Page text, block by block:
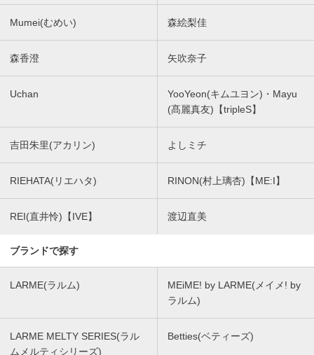
Mumei(むめい) 森絵梨佳
森香澄 矢吹奈子
Uchan
YooYeon(キムユヨン)・Mayu
(髙麗真友)【tripleS】
吉田朱里(アカリン) よしミチ
RIEHATA(リエハタ) RINON(村上璃杏)【ME:I】
REI(直井怜)【IVE】 渡辺直美
ブランドで探す
LARME(ラルム)
MEiME! by LARME(メイメ! by
ラルム)
LARME MELTY SERIES(ラル
ムメルティシリーズ)
Betties(ベティーズ)